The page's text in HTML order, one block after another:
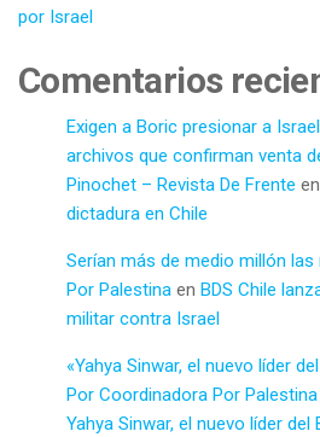
por Israel
Comentarios
Exigen a Boric presionar a
archivos que confirman venta
Pinochet – Revista De Frente en
dictadura en Chile
Serían más de medio millón
Por Palestina en BDS Chile
militar contra Israel
«Yahya Sinwar, el nuevo líder
Por Coordinadora Por
Yahya Sinwar, el nuevo líder